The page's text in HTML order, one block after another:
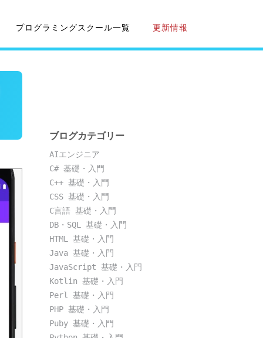
プログラミングスクール一覧 更新情報
ブログカテゴリー
AIエンジニア
C# 基礎・入門
C++ 基礎・入門
CSS 基礎・入門
C言語 基礎・入門
DB・SQL 基礎・入門
HTML 基礎・入門
Java 基礎・入門
JavaScript 基礎・入門
Kotlin 基礎・入門
Perl 基礎・入門
PHP 基礎・入門
Puby 基礎・入門